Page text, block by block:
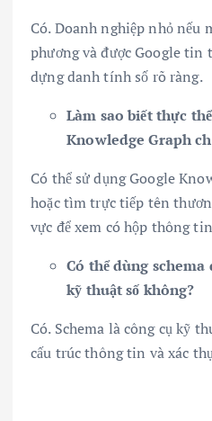
Có. Doanh nghiệp nhỏ nếu
phương và được Google tin
dựng danh tính số rõ ràng.
Làm sao biết thực
Knowledge Graph
Có thể sử dụng Google
hoặc tìm trực tiếp tên
vực để xem có hộp thông
Có thể dùng
kỹ thuật số không?
Có. Schema là công cụ kỹ
cấu trúc thông tin và xác